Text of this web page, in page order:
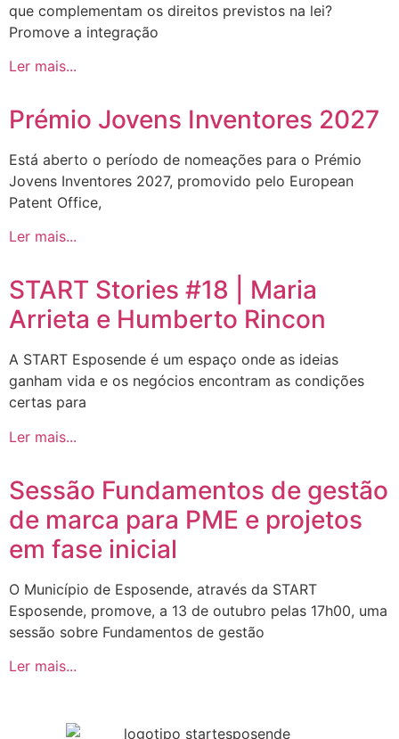
que complementam os direitos previstos na lei?
Promove a integração
Ler mais...
Prémio Jovens Inventores 2027
Está aberto o período de nomeações para o Prémio
Jovens Inventores 2027, promovido pelo European
Patent Office,
Ler mais...
START Stories #18 | Maria
Arrieta e Humberto Rincon
A START Esposende é um espaço onde as ideias
ganham vida e os negócios encontram as condições
certas para
Ler mais...
Sessão Fundamentos de gestão
de marca para PME e projetos
em fase inicial
O Município de Esposende, através da START
Esposende, promove, a 13 de outubro pelas 17h00, uma
sessão sobre Fundamentos de gestão
Ler mais...